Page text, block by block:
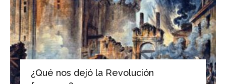
¿Qué nos dejó la Revolución